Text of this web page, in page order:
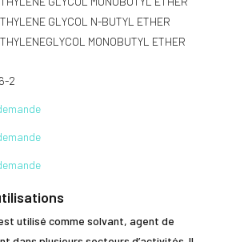
GLYCOL N-BUTYL ETHER
MONOBUTYL ETHER
2
utilisé comme solvant, agent de